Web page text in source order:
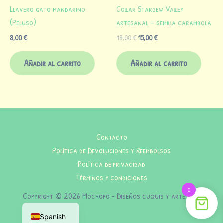
Llavero gato mandarino
(Peluso)
8,00€
Añadir al carrito
Collar Stardew Valley
artesanal – semilla carambola
18,00€ 15,00€
Añadir al carrito
Contacto
Política de Devoluciones y Reembolsos
Política de privacidad
Términos y condiciones
Copyright © 2026 Mochopo - Diseños cuquis y arte indie
0
Spanish